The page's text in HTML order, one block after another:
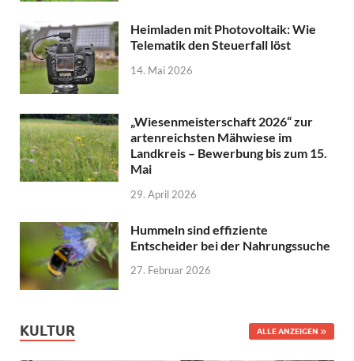
Heimladen mit Photovoltaik: Wie
Telematik den Steuerfall löst
14. Mai 2026
„Wiesenmeisterschaft 2026“ zur
artenreichsten Mähwiese im
Landkreis – Bewerbung bis zum 15.
Mai
29. April 2026
Hummeln sind effiziente
Entscheider bei der Nahrungssuche
27. Februar 2026
KULTUR ALLE ANZEIGEN